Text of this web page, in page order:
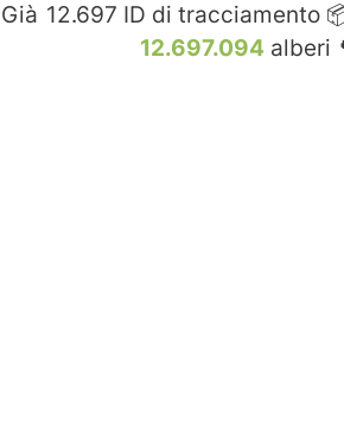
Già 12.697 ID di tracciamento
12.697.094 alberi